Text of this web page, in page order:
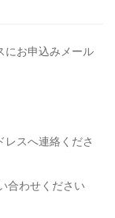
にお申込みメール
レスへ連絡くださ
わせください